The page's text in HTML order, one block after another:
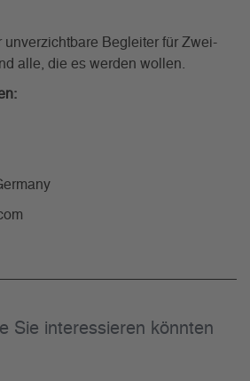
unverzichtbare Begleiter für Zwei-
alle, die es werden wollen.
Sie interessieren könnten